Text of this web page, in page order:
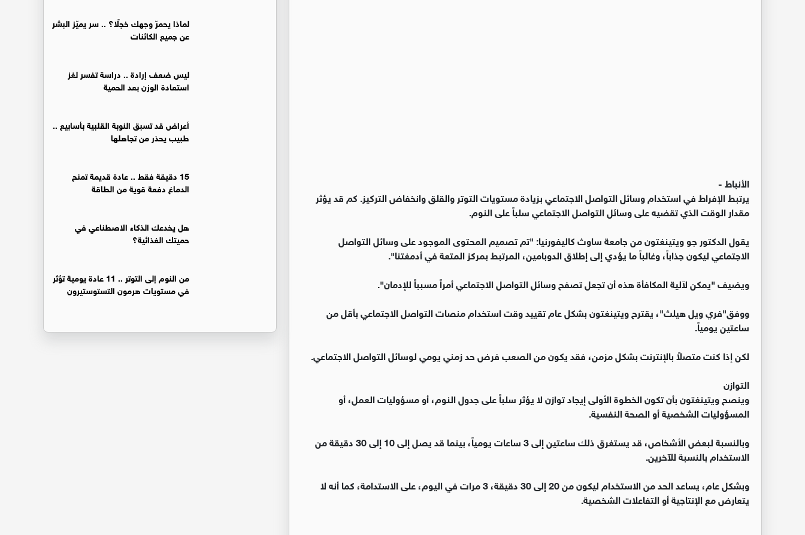
الأنباط -
يرتبط الإفراط في استخدام وسائل التواصل الاجتماعي بزيادة مستويات التوتر والقلق وانخفاض التركيز. كم قد يؤثر
مقدار الوقت الذي تقضيه على وسائل التواصل الاجتماعي سلباً على النوم.
يقول الدكتور جو ويتينغتون من جامعة ساوث كاليفورنيا: "تم تصميم المحتوى الموجود على وسائل التواصل
الاجتماعي ليكون جذاباً، وغالباً ما يؤدي إلى إطلاق الدوبامين، المرتبط بمركز المتعة في أدمغتنا".
ويضيف "يمكن لآلية المكافأة هذه أن تجعل تصفح وسائل التواصل الاجتماعي أمراً مسبباً للإدمان".
ووفق"فري ويل هيلث"، يقترح ويتينغتون بشكل عام تقييد وقت استخدام منصات التواصل الاجتماعي بأقل من
ساعتين يومياً.
لكن إذا كنت متصلاً بالإنترنت بشكل مزمن، فقد يكون من الصعب فرض حد زمني يومي لوسائل التواصل الاجتماعي.
التوازن
وينصح ويتينغتون بأن تكون الخطوة الأولى إيجاد توازن لا يؤثر سلباً على جدول النوم، أو مسؤوليات العمل، أو
المسؤوليات الشخصية أو الصحة النفسية.
وبالنسبة لبعض الأشخاص، قد يستغرق ذلك ساعتين إلى 3 ساعات يومياً، بينما قد يصل إلى 10 إلى 30 دقيقة من
الاستخدام بالنسبة للآخرين.
وبشكل عام، يساعد الحد من الاستخدام ليكون من 20 إلى 30 دقيقة، 3 مرات في اليوم، على الاستدامة، كما أنه لا
يتعارض مع الإنتاجية أو التفاعلات الشخصية.
لماذا يحمرّ وجهك خجلًا؟ .. سر يميّز البشر
عن جميع الكائنات
ليس ضعف إرادة .. دراسة تفسر لغز
استعادة الوزن بعد الحمية
أعراض قد تسبق النوبة القلبية بأسابيع ..
طبيب يحذر من تجاهلها
15 دقيقة فقط .. عادة قديمة تمنح
الدماغ دفعة قوية من الطاقة
هل يخدعك الذكاء الاصطناعي في
حميتك الغذائية؟
من النوم إلى التوتر .. 11 عادة يومية تؤثر
في مستويات هرمون التستوستيرون